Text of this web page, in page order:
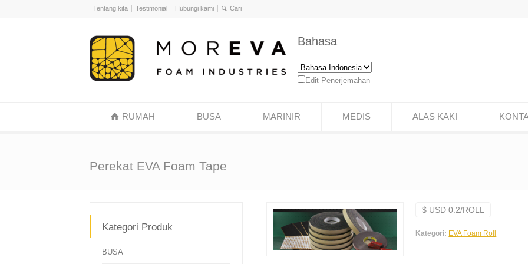
Tentang kita Testimonial Hubungi kami
Bahasa
Edit Penerjemahan
RUMAH BUSA MARINIR MEDIS ALAS KAKI
Perekat EVA Foam Tape
$ USD 0.2/ROLL
Kategori: EVA Foam Roll
Kategori Produk
BUSA